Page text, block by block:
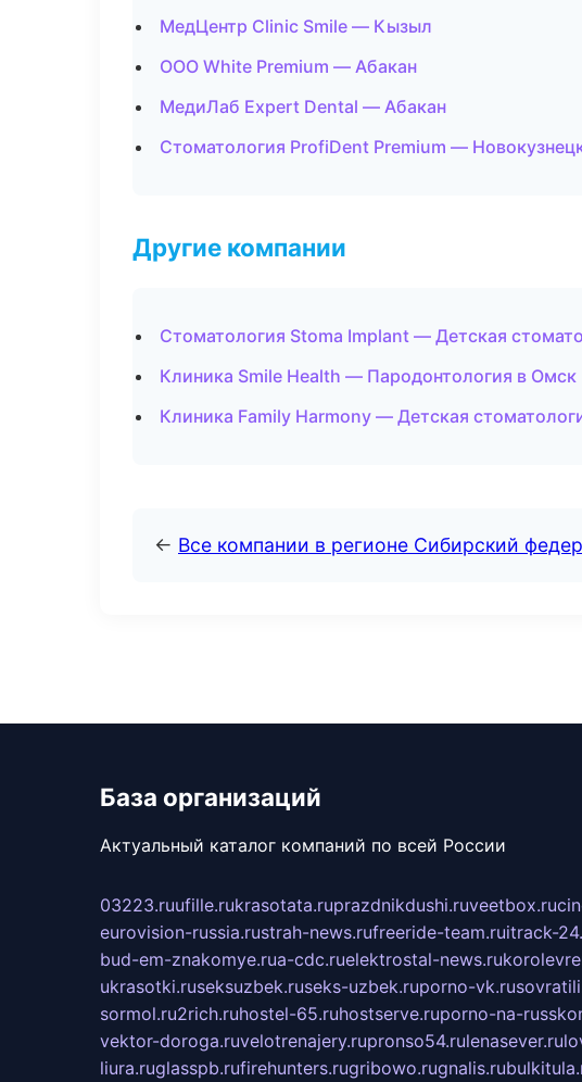
МедЦентр Clinic Smile — Кызыл
ООО White Premium — Абакан
МедиЛаб Expert Dental — Абакан
Стоматология ProfiDent Premium —
Другие компании
Стоматология Stoma Implant — Детская
Клиника Smile Health — Пародонтология в Омск
Клиника Family Harmony — Детская
← Все компании в регионе Сибирский
База организаций
Актуальный каталог компаний по всей России
03223.ruufille.rukrasotata.ruprazdnikdushi.ruveetbox.ru
eurovision-russia.rustrah-news.rufreeride-team.ruitrack-
bud-em-znakomye.rua-cdc.ruelektrostal-news.ru
ukrasotki.ruseksuzbek.ruseks-uzbek.ruporno-vk.ru
sormol.ru2rich.ruhostel-65.ruhostserve.ruporno-na-
vektor-doroga.ruvelotrenajery.rupronso54.rulenasever.ru
liura.ruglasspb.rufirehunters.rugribowo.rugnalis.ru